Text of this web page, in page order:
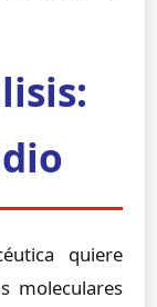
quiere
moleculares